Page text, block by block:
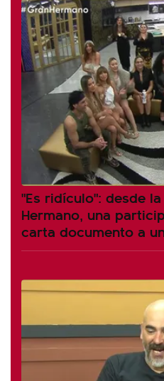
"Es ridículo": desde
Hermano, una
carta documento a